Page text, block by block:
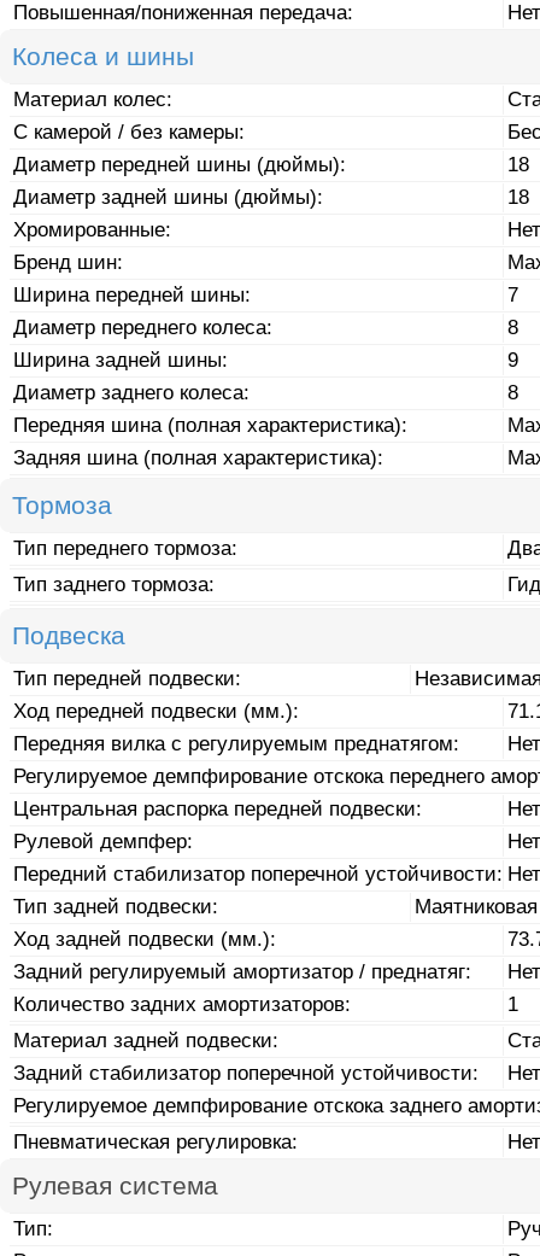
Повышенная/пониженная передача:
Нет
Колеса и шины
Материал колес:
С камерой / без камеры:
Диаметр передней шины (дюймы):
18
Диаметр задней шины (дюймы):
18
Хромированные:
Нет
Бренд шин:
Ширина передней шины:
7
Диаметр переднего колеса:
8
Ширина задней шины:
9
Диаметр заднего колеса:
8
Передняя шина (полная характеристика):
Задняя шина (полная характеристика):
Тормоза
Тип переднего тормоза:
Тип заднего тормоза:
Подвеска
Тип передней подвески:
Ход передней подвески (мм.):
Передняя вилка с регулируемым преднатягом:
Нет
Регулируемое демпфирование отскока переднего
Центральная распорка передней подвески:
Нет
Рулевой демпфер:
Нет
Передний стабилизатор поперечной устойчивости: Нет
Тип задней подвески:
Маятниковая
Ход задней подвески (мм.):
Задний регулируемый амортизатор / преднатяг:
Нет
Количество задних амортизаторов:
1
Материал задней подвески:
Задний стабилизатор поперечной устойчивости:
Нет
Регулируемое демпфирование отскока заднего
Пневматическая регулировка:
Нет
Рулевая система
Тип: